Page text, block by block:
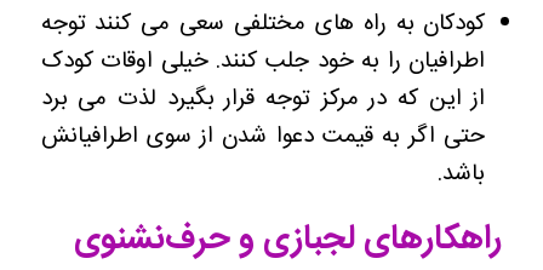
کودکان به راه های مختلفی سعی می کنند توجه
اطرافیان را به خود جلب کنند. خیلی اوقات کودک
از این که در مرکز توجه قرار بگیرد لذت می برد
حتی اگر به قیمت دعوا شدن از سوی اطرافیانش
باشد.
راهکارهای لجبازی و حرف‌نشنوی